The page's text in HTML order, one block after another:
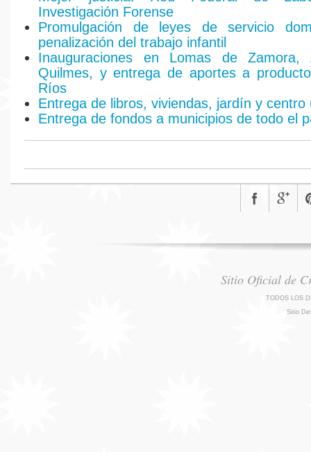
Investigación Forense
Promulgación de leyes de servicio
penalización del trabajo infantil
Inauguraciones en Lomas de Zamora,
Quilmes, y entrega de aportes a
Ríos
Entrega de libros, viviendas, jardín y centro
Entrega de fondos a municipios de todo el
Sitio Oficial de
TODOS LOS
Sitio